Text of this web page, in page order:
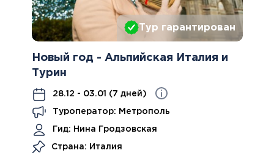
Тур гарантирован
Новый год - Альпийская Италия и
Турин
28.12 - 03.01 (7 дней)
Туроператор: Метрополь
Гид: Нина Гродзовская
Страна: Италия